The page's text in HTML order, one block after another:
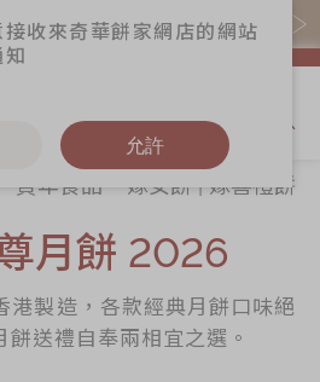
折扣後)即免本地運費！
餅食
至尊月餅
食品
餅 | 嫁喜禮
更多
奇華Fans
奇華茶室
賀年食品
嫁女餅 | 嫁喜禮餅
月餅 2026
港製造，各款經典月餅口味絕
送禮自奉兩相宜之選。
接收來奇華餅家網店的網站
允許